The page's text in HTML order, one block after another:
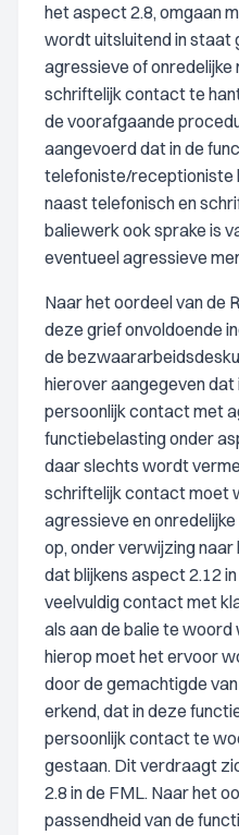
het aspect 2.8, omgaan
wordt uitsluitend in staat
agressieve of onredelijke
schriftelijk contact te
de voorafgaande
aangevoerd dat in de
telefoniste/receptioniste
naast telefonisch en
baliewerk ook sprake is
eventueel agressieve
Naar het oordeel van de
deze grief onvoldoende
de
hierover aangegeven dat
persoonlijk contact met
functiebelasting onder
daar slechts wordt
schriftelijk contact moet
agressieve en
op, onder verwijzing
dat blijkens aspect 2.12
veelvuldig contact met
als aan de balie te
hierop moet het ervoor
door de gemachtigde
erkend, dat in deze
persoonlijk contact te
gestaan. Dit verdraagt
2.8 in de FML. Naar het
passendheid van de